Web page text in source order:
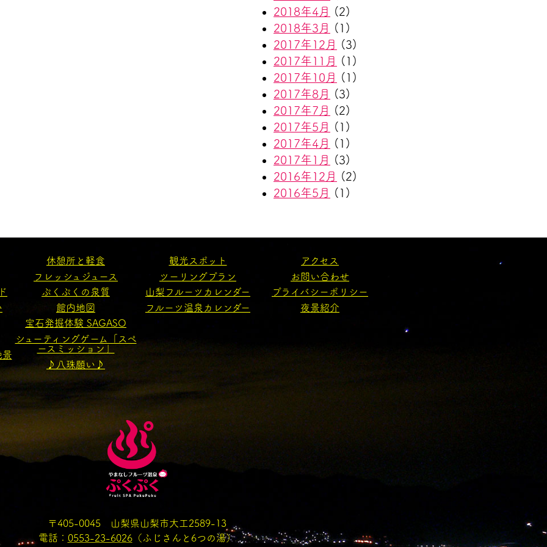
2018年4月
(2)
2018年3月
(1)
2017年12月
(3)
2017年11月
(1)
2017年10月
(1)
2017年8月
(3)
2017年7月
(2)
2017年5月
(1)
2017年4月
(1)
2017年1月
(3)
2016年12月
(2)
2016年5月
(1)
景
休憩所と軽食
フレッシュジュース
ぷくぷくの泉質
館内地図
宝石発掘体験 SAGASO
シューティングゲーム「スペ
ースミッション」
♪八珠願い♪
観光スポット
ツーリングプラン
山梨フルーツカレンダー
フルーツ温泉カレンダー
アクセス
お問い合わせ
プライバシーポリシー
夜景紹介
〒405-0045 山梨県山梨市大工2589-13
電話： 0553-23-6026（ふじさんと6つの湯）